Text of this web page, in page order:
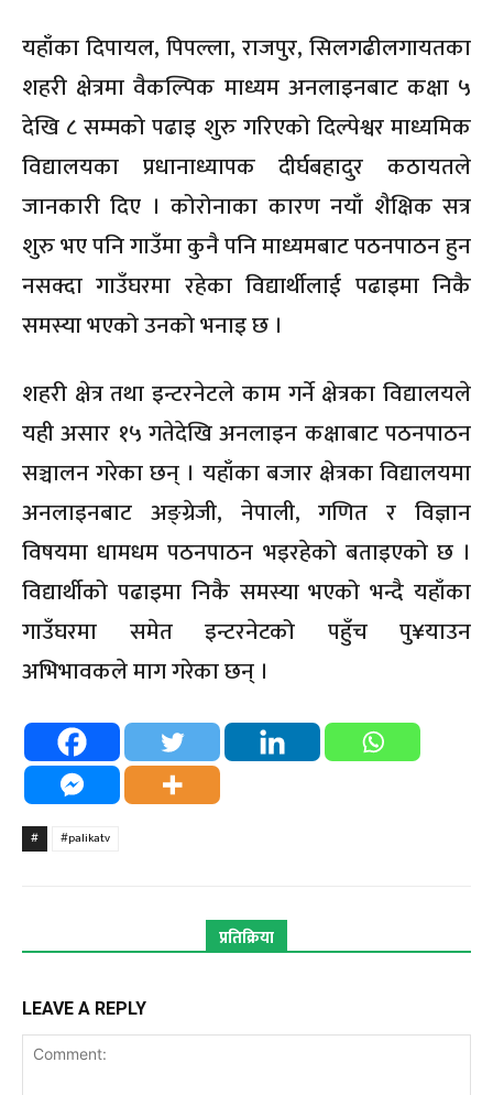
यहाँका दिपायल, पिपल्ला, राजपुर, सिलगढीलगायतका
शहरी क्षेत्रमा वैकल्पिक माध्यम अनलाइनबाट कक्षा ५
देखि ८ सम्मको पढाइ शुरु गरिएको दिल्पेश्वर माध्यमिक
विद्यालयका प्रधानाध्यापक दीर्घबहादुर कठायतले
जानकारी दिए । कोरोनाका कारण नयाँ शैक्षिक सत्र
शुरु भए पनि गाउँमा कुनै पनि माध्यमबाट पठनपाठन हुन
नसक्दा गाउँघरमा रहेका विद्यार्थीलाई पढाइमा निकै
समस्या भएको उनको भनाइ छ ।
शहरी क्षेत्र तथा इन्टरनेटले काम गर्ने क्षेत्रका विद्यालयले
यही असार १५ गतेदेखि अनलाइन कक्षाबाट पठनपाठन
सञ्चालन गरेका छन् । यहाँका बजार क्षेत्रका विद्यालयमा
अनलाइनबाट अङ्ग्रेजी, नेपाली, गणित र विज्ञान
विषयमा धामधम पठनपाठन भइरहेको बताइएको छ ।
विद्यार्थीको पढाइमा निकै समस्या भएको भन्दै यहाँका
गाउँघरमा समेत इन्टरनेटको पहुँच पु¥याउन
अभिभावकले माग गरेका छन् ।
# #palikatv
प्रतिक्रिया
LEAVE A REPLY